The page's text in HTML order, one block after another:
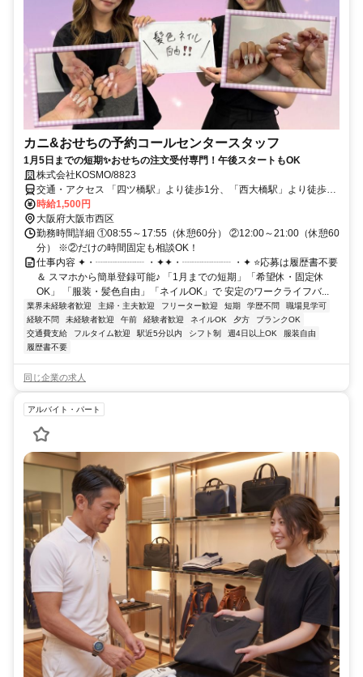
カニ&おせちの予約コールセンタースタッフ
1月5日までの短期✨おせちの注文受付専門！午後スタートもOK
株式会社KOSMO/8823
交通・アクセス 「四ツ橋駅」より徒歩1分、「西大橋駅」より徒歩3
分、「心斎橋駅」より徒歩5分
時給1,500円
大阪府大阪市西区
勤務時間詳細 ①08:55～17:55（休憩60分） ②12:00～21:00（休憩60
分） ※②だけの時間固定も相談OK！
仕事内容 ✦・┈┈┈┈┈ ・✦✦・┈┈┈┈┈ ・✦ ⭐応募は履歴書不要
＆ スマホから簡単登録可能♪ 「1月までの短期」「希望休・固定休
OK」 「服装・髪色自由」「ネイルOK」で 安定のワークライフバ...
業界未経験者歓迎 主婦・主夫歓迎 フリーター歓迎 短期 学歴不問
職場見学可
経験不問
未経験者歓迎 午前 経験者歓迎 ネイルOK 夕方
ブランクOK
交通費支給
フルタイム歓迎 駅近5分以内 シフト制 週4日以上OK
服装自由
履歴書不要
同じ企業の求人
アルバイト・パート